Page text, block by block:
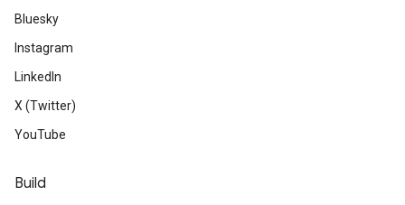
Bluesky
Instagram
LinkedIn
X (Twitter)
YouTube
Build